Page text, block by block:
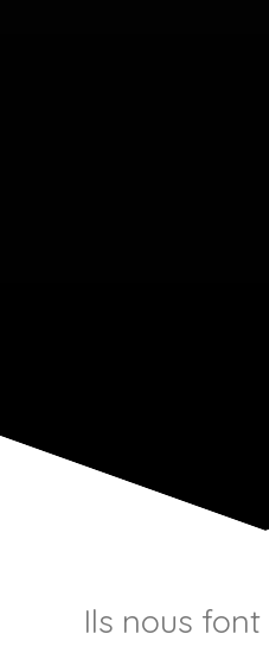
Ils nous font